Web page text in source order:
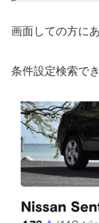
画面しての方に
条件設定検索で